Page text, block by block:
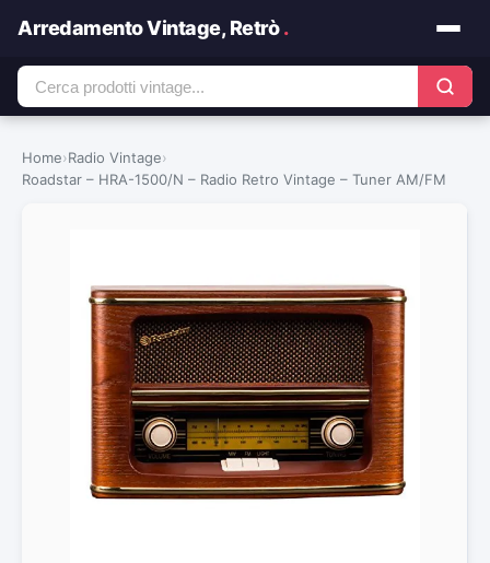
Arredamento Vintage, Retrò.
Home›Radio Vintage›
Roadstar – HRA-1500/N – Radio Retro Vintage – Tuner AM/FM